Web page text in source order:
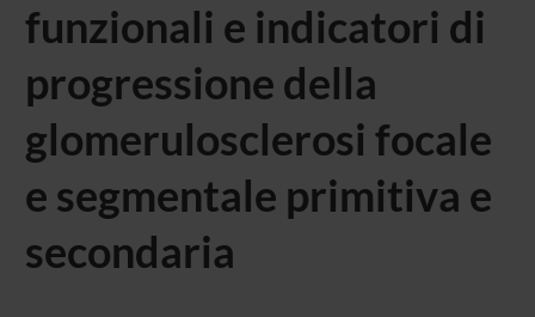
funzionali e indicatori di
progressione della
glomerulosclerosi focale
e segmentale primitiva e
secondaria